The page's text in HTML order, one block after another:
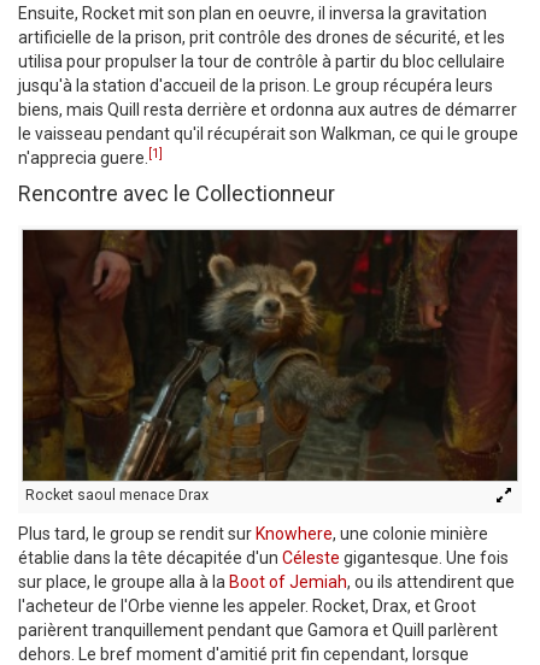
Ensuite, Rocket mit son plan en oeuvre, il inversa la gravitation
artificielle de la prison, prit contrôle des drones de sécurité, et les
utilisa pour propulser la tour de contrôle à partir du bloc cellulaire
jusqu'à la station d'accueil de la prison. Le group récupéra leurs
biens, mais Quill resta derrière et ordonna aux autres de démarrer
le vaisseau pendant qu'il récupérait son Walkman, ce qui le groupe
n'apprecia guere. [1]
Rencontre avec le Collectionneur
Rocket saoul menace Drax
Plus tard, le group se rendit sur Knowhere, une colonie minière
établie dans la tête décapitée d'un Céleste gigantesque. Une fois
sur place, le groupe alla à la Boot of Jemiah, ou ils attendirent que
l'acheteur de l'Orbe vienne les appeler. Rocket, Drax, et Groot
parièrent tranquillement pendant que Gamora et Quill parlèrent
dehors. Le bref moment d'amitié prit fin cependant, lorsque